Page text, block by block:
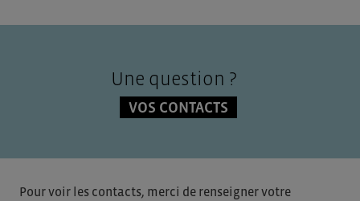
Une question ?
VOS CONTACTS
Pour voir les contacts, merci de renseigner votre